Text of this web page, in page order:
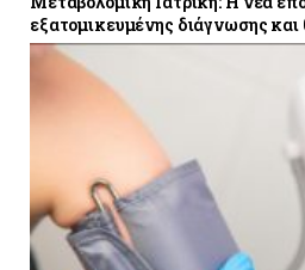
εξατομικευμένης διάγνωσης και